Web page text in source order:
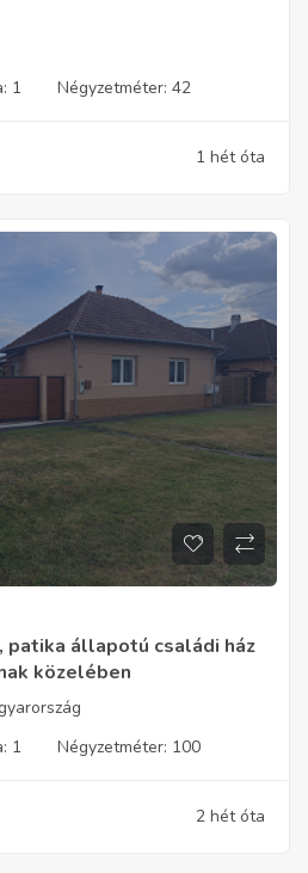
1 Négyzetméter: 42
1 hét óta
állapotú családi ház
közelében
1 Négyzetméter: 100
2 hét óta